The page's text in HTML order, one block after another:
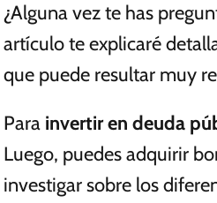
¿Alguna vez te has
artículo te explicaré
que puede resultar muy
Para invertir en deuda
Luego, puedes adquirir
investigar sobre los